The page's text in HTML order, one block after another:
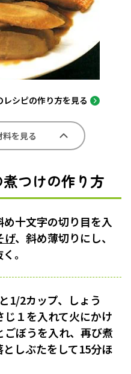
レシピの作り方を見る
料を見る
つけの作り方
十文字の切り目を入
げ、斜め薄切りにし、
。
1/2カップ、しょう
１を入れて火にかけ
ぼうを入れ、再び煮
しぶたをして15分ほ